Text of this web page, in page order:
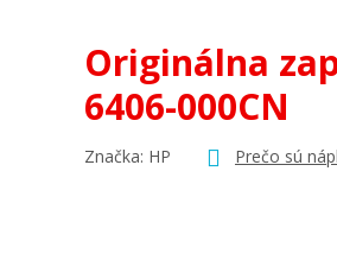
Originálna
6406-000CN
Značka: HP Prečo sú